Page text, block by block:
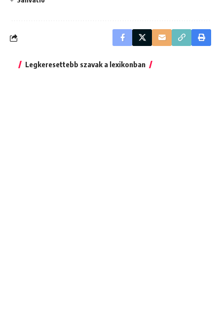
Legkeresettebb szavak a lexikonban